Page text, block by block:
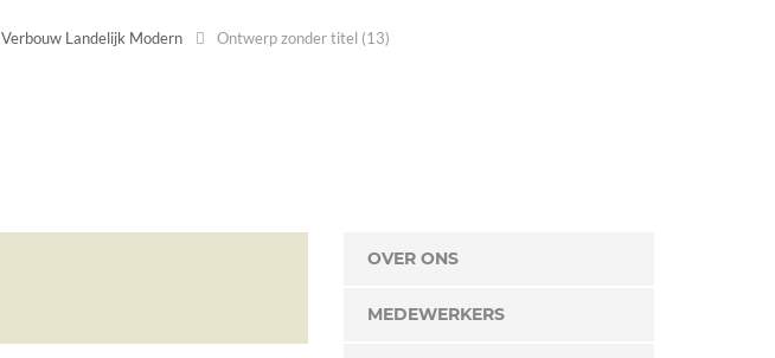
Verbouw Landelijk Modern Ontwerp zonder titel (13)
OVER ONS
MEDEWERKERS